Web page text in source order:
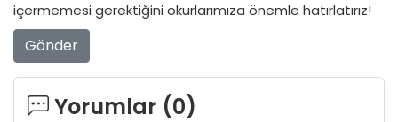
içermemesi gerektiğini okurlarımıza önemle hatırlatırız!
Gönder
Yorumlar (0)